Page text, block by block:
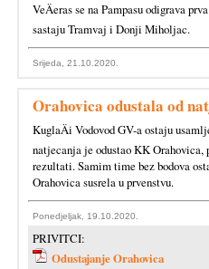
VeÄeras se na Pampasu odigrava
sastaju Tramvaj i Donji Miholjac.
Srijeda, 21.10.2020.
Orahovica odustala od
KuglaÄi Vodovod GV-a ostaju
natjecanja je odustao KK Orahovica,
rezultati. Samim time bez bodova
Orahovica susrela u prvenstvu.
Ponedjeljak, 19.10.2020.
PRIVITCI:
Odustajanje Orahovica